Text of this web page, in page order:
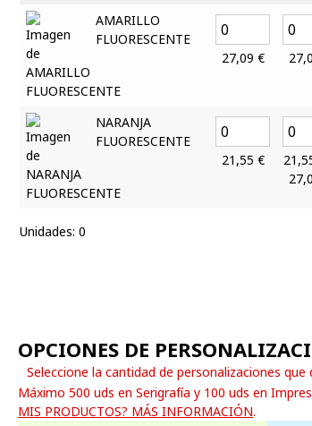
AMARILLO
FLUORESCENTE
27,09 €
NARANJA
FLUORESCENTE
21,55 €
Unidades: 0
OPCIONES DE
Seleccione la cantidad de personalizaciones
Máximo 500 uds en Serigrafía y 100 uds en
MIS PRODUCTOS? MÁS INFORMACIÓN.